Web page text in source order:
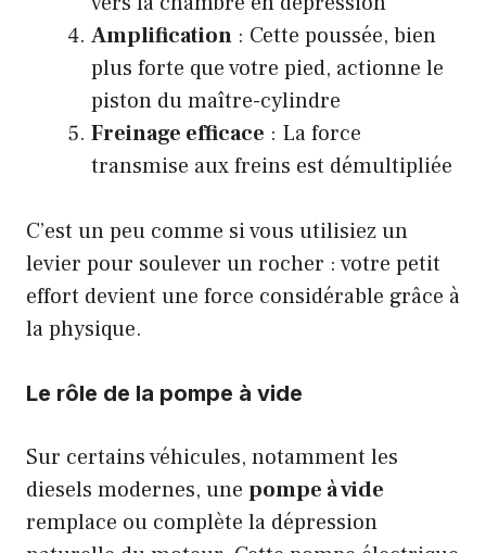
Amplification : Cette poussée, bien
plus forte que votre pied, actionne le
piston du maître-cylindre
Freinage efficace : La force
transmise aux freins est démultipliée
C’est un peu comme si vous utilisiez un
levier pour soulever un rocher : votre petit
effort devient une force considérable grâce à
la physique.
Le rôle de la pompe à vide
Sur certains véhicules, notamment les
diesels modernes, une pompe à vide
remplace ou complète la dépression